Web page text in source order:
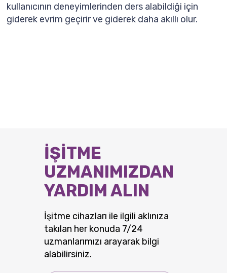
kullanıcının deneyimlerinden ders alabildiği için
giderek evrim geçirir ve giderek daha akıllı olur.
İŞİTME
UZMANIMIZDAN
YARDIM ALIN
İşitme cihazları ile ilgili aklınıza
takılan her konuda 7/24
uzmanlarımızı arayarak bilgi
alabilirsiniz.